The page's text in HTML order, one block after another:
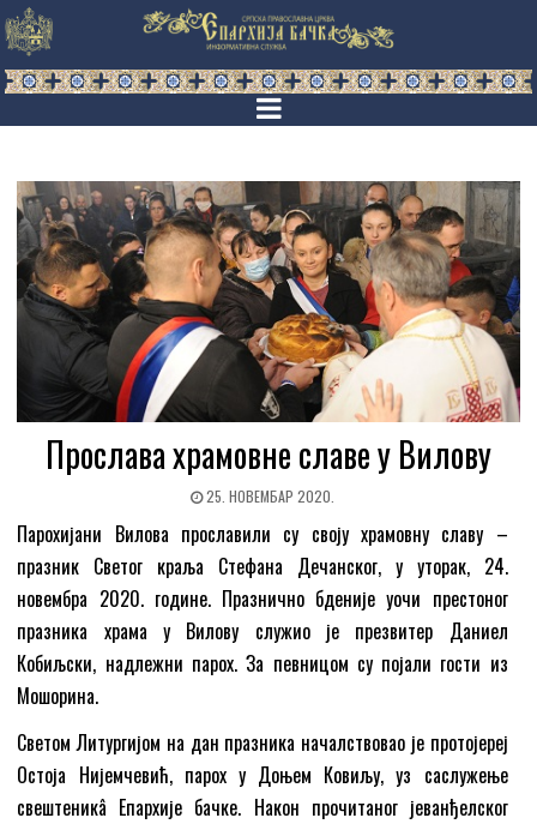
Прослава храмовне славе у Вилову
25. НОВЕМБАР 2020.
Парохијани Вилова прославили су своју храмовну славу –
празник Светог краља Стефана Дечанског, у уторак, 24.
новембра 2020. године. Празнично бденије уочи престоног
празника храма у Вилову служио је презвитер Даниел
Кобиљски, надлежни парох. За певницом су појали гости из
Мошорина.
Светом Литургијом на дан празника началствовао је протојереј
Остоја Нијемчевић, парох у Доњем Ковиљу, уз саслужење
свештеникâ Епархије бачке. Након прочитаног јеванђелског